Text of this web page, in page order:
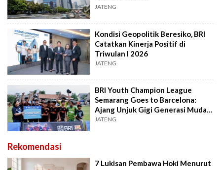
JATENG
Kondisi Geopolitik Beresiko, BRI
Catatkan Kinerja Positif di
Triwulan I 2026
JATENG
BRI Youth Champion League
Semarang Goes to Barcelona:
Ajang Unjuk Gigi Generasi Muda
Menuju Dunia
JATENG
Rekomendasi
7 Lukisan Pembawa Hoki Menurut